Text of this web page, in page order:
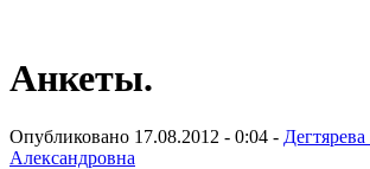
Анкеты.
Опубликовано 17.08.2012 - 0:04 -
Александровна